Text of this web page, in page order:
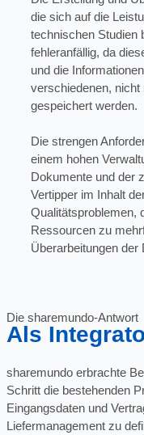
die sich auf die
technischen Studien
fehleranfällig, da
und die
verschiedenen, nicht
gespeichert werden.
Die strengen
einem hohen
Dokumente und der
Vertipper im Inhalt
Qualitätsproblemen,
Ressourcen zu
Überarbeitungen der
Die sharemundo-Antwort
Als
sharemundo erbrachte
Schritt die bestehenden
Eingangsdaten und
Liefermanagement zu